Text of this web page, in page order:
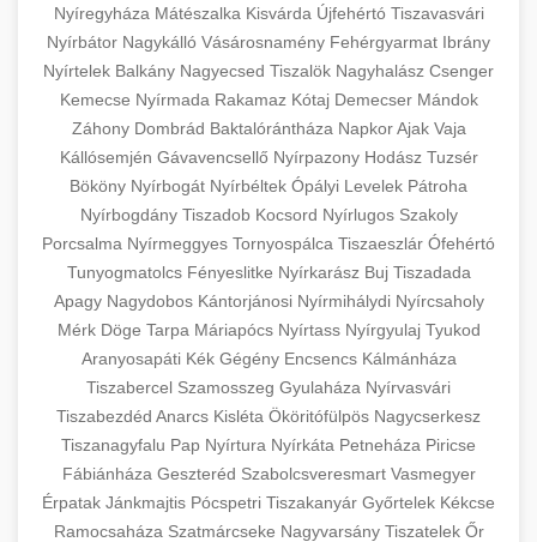
Nyíregyháza Mátészalka Kisvárda Újfehértó Tiszavasvári
Nyírbátor Nagykálló Vásárosnamény Fehérgyarmat Ibrány
Nyírtelek Balkány Nagyecsed Tiszalök Nagyhalász Csenger
Kemecse Nyírmada Rakamaz Kótaj Demecser Mándok
Záhony Dombrád Baktalórántháza NapkorAjak Vaja
Kállósemjén Gávavencsellő Nyírpazony Hodász Tuzsér
Bököny Nyírbogát Nyírbéltek Ópályi Levelek Pátroha
Nyírbogdány Tiszadob Kocsord Nyírlugos Szakoly
Porcsalma Nyírmeggyes Tornyospálca Tiszaeszlár Ófehértó
Tunyogmatolcs Fényeslitke Nyírkarász Buj Tiszadada
Apagy Nagydobos Kántorjánosi Nyírmihálydi Nyírcsaholy
Mérk Döge Tarpa Máriapócs Nyírtass Nyírgyulaj Tyukod
Aranyosapáti Kék Gégény Encsencs Kálmánháza
Tiszabercel Szamosszeg Gyulaháza Nyírvasvári
Tiszabezdéd Anarcs Kisléta Ököritófülpös Nagycserkesz
Tiszanagyfalu Pap Nyírtura Nyírkáta Petneháza Piricse
Fábiánháza Geszteréd Szabolcsveresmart Vasmegyer
Érpatak Jánkmajtis Pócspetri Tiszakanyár Győrtelek Kékcse
Ramocsaháza Szatmárcseke Nagyvarsány Tiszatelek Őr